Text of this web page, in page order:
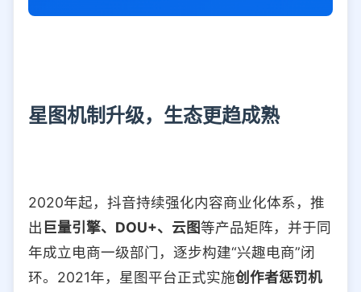
星图机制升级，生态更趋成熟
2020年起，抖音持续强化内容商业化体系，推
出 巨量引擎、DOU+、云图等产品矩阵，并于同
年成立电商一级部门，逐步构建“兴趣电商”闭
环。2021年，星图平台正式实施创作者惩罚机